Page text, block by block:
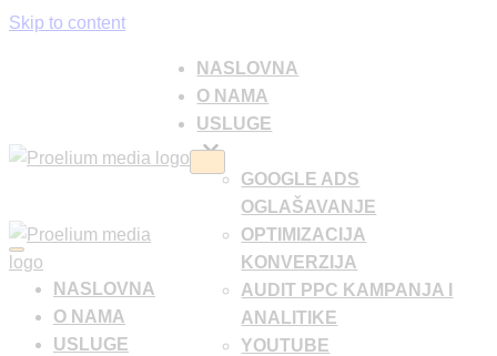
Skip to content
NASLOVNA
O NAMA
USLUGE
GOOGLE ADS
OGLAŠAVANJE
OPTIMIZACIJA
KONVERZIJA
AUDIT PPC KAMPANJA I
ANALITIKE
YOUTUBE
Navigation
Menu
Navigation
MenuNASLOVNA
O NAMA
USLUGE